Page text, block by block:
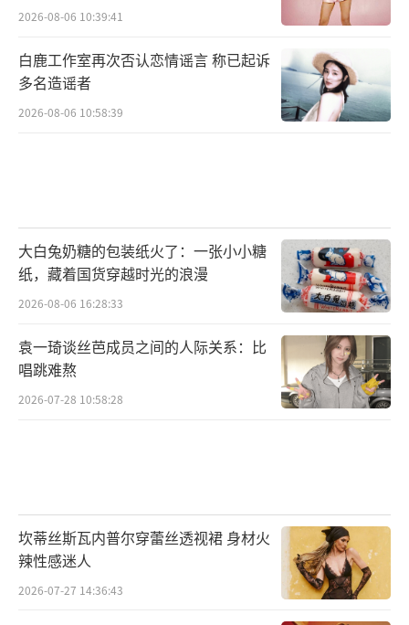
2026-08-06 10:39:41
白鹿工作室再次否认恋情谣言 称已起诉
多名造谣者
2026-08-06 10:58:39
大白兔奶糖的包装纸火了：一张小小糖
纸，藏着国货穿越时光的浪漫
2026-08-06 16:28:33
袁一琦谈丝芭成员之间的人际关系：比
唱跳难熬
2026-07-28 10:58:28
坎蒂丝斯瓦内普尔穿蕾丝透视裙 身材火
辣性感迷人
2026-07-27 14:36:43